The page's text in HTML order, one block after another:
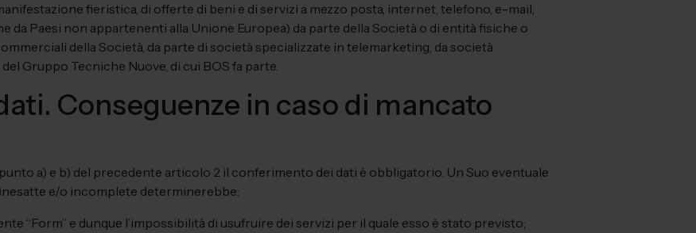
fieristica, di offerte di beni e di servizi a mezzo posta, internet, telefono, e-mail,
da Paesi non appartenenti alla Unione Europea) da parte della Società o di entità fisiche o
della Società, da parte di società specializzate in telemarketing, da società
Gruppo Tecniche Nuove, di cui BOS fa parte.
Conseguenze in caso di mancato
a) e b) del precedente articolo 2 il conferimento dei dati è obbligatorio. Un Suo eventuale
e/o incomplete determinerebbe:
“Form” e dunque l’impossibilità di usufruire dei servizi per il quale esso è stato previsto;